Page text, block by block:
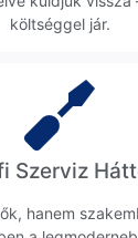
költséggel jár.
Szerviz
hanem